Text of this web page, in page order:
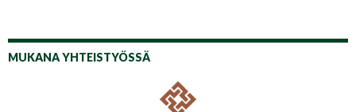
MUKANA YHTEISTYÖSSÄ